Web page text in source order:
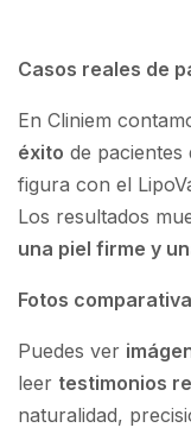
Casos reales de
En Cliniem
éxito de
figura con el
Los resultados
una piel firme y
Fotos
Puedes ver
leer testimonios
naturalidad,